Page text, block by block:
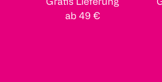
ab 49 €